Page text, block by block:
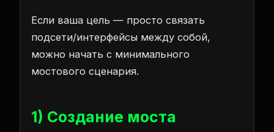
Если ваша цель — просто связать
подсети/интерфейсы между собой,
можно начать с минимального
мостового сценария.
1) Создание моста